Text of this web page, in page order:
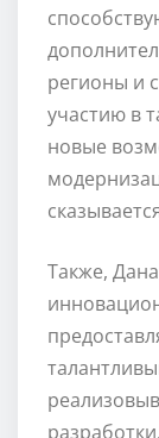
регионы и
участию в
новые
Также,